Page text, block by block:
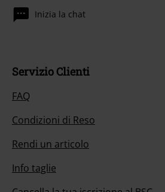
Inizia la chat
Servizio Clienti
FAQ
Condizioni di Reso
Rendi un articolo
Info taglie